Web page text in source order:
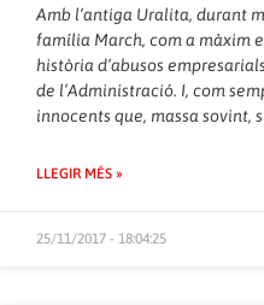
Amb l’antiga Uralita, durant
família March, com a màxim
història d’abusos
de l’Administració. I, com
innocents que, massa sovint,
LLEGIR MÉS »
25/11/2017 - 18:04:25